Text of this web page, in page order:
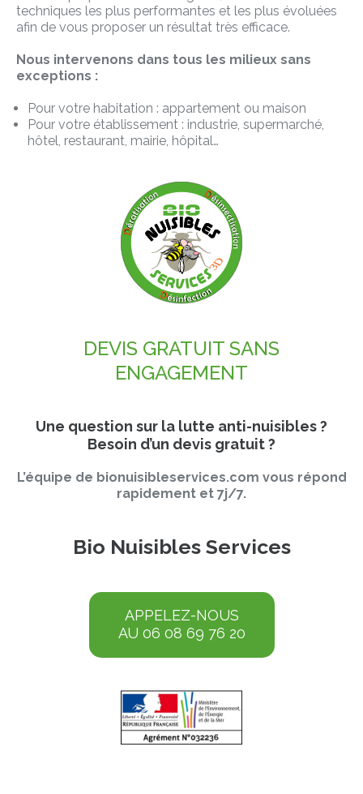
techniques les plus performantes et les plus évoluées
afin de vous proposer un résultat très efficace.
Nous intervenons dans tous les milieux sans
exceptions :
Pour votre habitation : appartement ou maison
Pour votre établissement : industrie, supermarché,
hôtel, restaurant, mairie, hôpital…
DEVIS GRATUIT SANS
ENGAGEMENT
Une question sur la lutte anti-nuisibles ?
Besoin d’un devis gratuit ?
L’équipe de bionuisibleservices.com vous répond
rapidement et 7j/7.
Bio Nuisibles Services
APPELEZ-NOUS
AU 06 08 69 76 20